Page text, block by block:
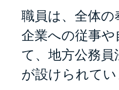
職員は、全体
企業への従事
て、地方公務
が設けられてい